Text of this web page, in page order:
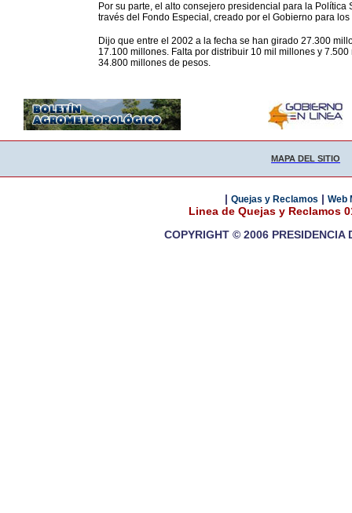
Por su parte, el alto consejero presidencial para la
través del Fondo Especial, creado por el Gobierno para
Dijo que entre el 2002 a la fecha se han girado 27.300
17.100 millones. Falta por distribuir 10 mil millones y
34.800 millones de pesos.
MAPA DEL SITIO
| Quejas y Reclamos | Web
Linea de Quejas y Reclamos
COPYRIGHT © 2006 PRESIDENCIA